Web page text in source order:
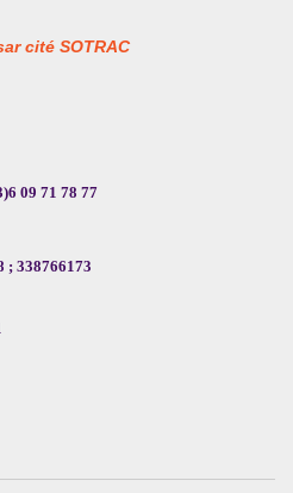
cité SOTRAC
09 71 78 77
; 338766173